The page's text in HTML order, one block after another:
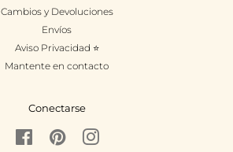
Cambios y Devoluciones
Envíos
Aviso Privacidad ⭐
Mantente en contacto
Conectarse
FacebookPinterestInstagram